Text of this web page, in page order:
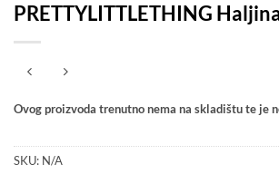
PRETTYLITTLETHING
Ovog proizvoda trenutno nema na skladištu te je
SKU: N/A